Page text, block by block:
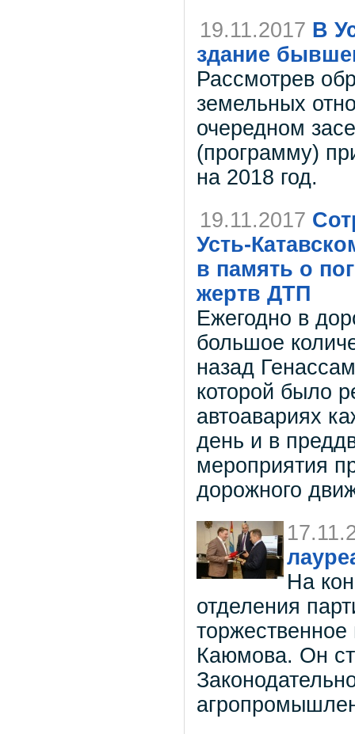
19.11.2017 В
здание
Рассмотрев
земельных
очередном
(программу)
на 2018 год.
19.11.2017
Усть-
в память о
жертв ДТП
Ежегодно в
большое
назад
которой было
автоавариях
день и в
мероприятия
дорожного
На
отделения
Каюмова. Он